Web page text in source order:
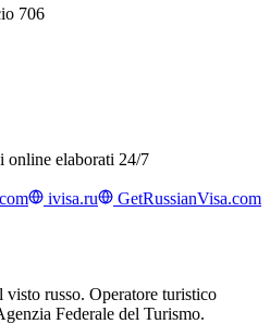
706
online elaborati 24/7
ivisa.ru
GetRussianVisa.com
russo. Operatore turistico
Federale del Turismo.